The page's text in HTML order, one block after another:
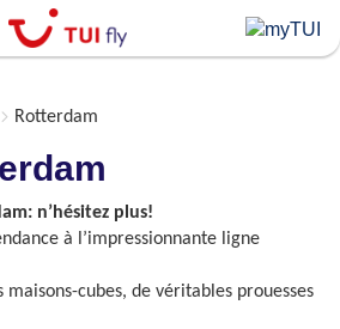
Rotterdam
n’hésitez plus!
à l’impressionnante ligne
maisons-cubes, de véritables prouesses